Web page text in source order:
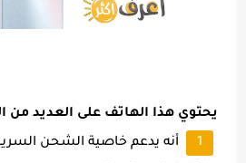
يحتوي هذا الهاتف على العديد من
أنه يدعم خاصية الشحن